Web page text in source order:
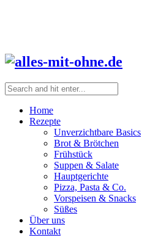
Home
Rezepte
Unverzichtbare Basics
Brot & Brötchen
Frühstück
Suppen & Salate
Hauptgerichte
Pizza, Pasta & Co.
Vorspeisen & Snacks
Süßes
Über uns
Kontakt